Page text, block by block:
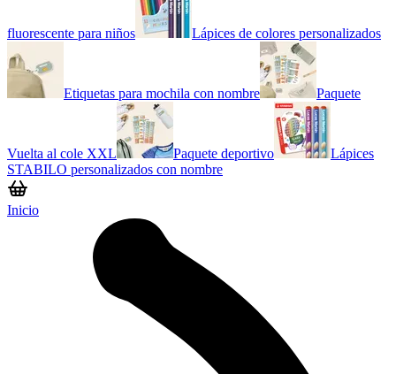
fluorescente para niños Lápices de colores personalizados
Etiquetas para mochila con nombre Paquete
Vuelta al cole XXL Paquete deportivo
Lápices
STABILO personalizados con nombre
Inicio